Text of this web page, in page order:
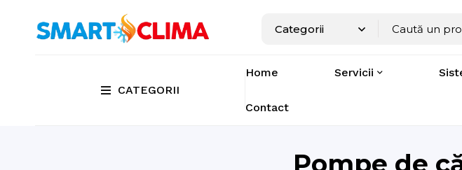
CATEGORII
Home Servicii
Contact
Pompe de